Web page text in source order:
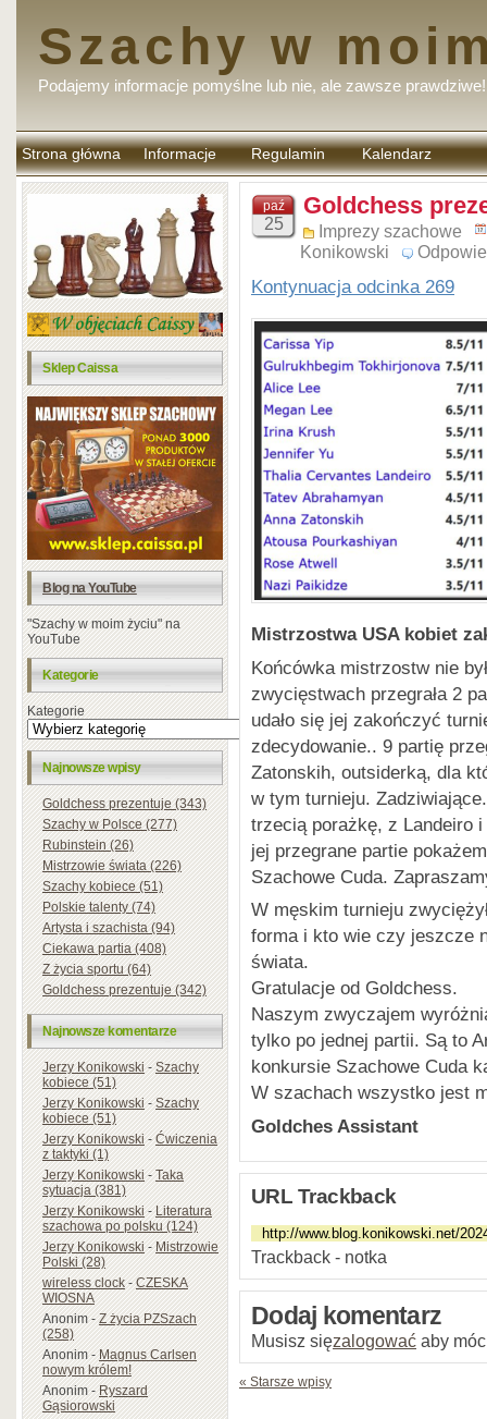
Szachy w
Podajemy informacje pomyślne lub nie, ale zawsze prawdziwe!
Strona główna Informacje Regulamin
komentarzy
Kalendarz
Sklep Caissa
Blog na YouTube
"Szachy w moim życiu" na
YouTube
Kategorie
Kategorie
Najnowsze wpisy
Goldchess prezentuje (343)
Szachy w Polsce (277)
Rubinstein (26)
Mistrzowie świata (226)
Szachy kobiece (51)
Polskie talenty (74)
Artysta i szachista (94)
Ciekawa partia (408)
Z życia sportu (64)
Goldchess prezentuje (342)
Najnowsze komentarze
Jerzy Konikowski-Szachy
kobiece (51)
Jerzy Konikowski-Szachy
kobiece (51)
Jerzy Konikowski-Ćwiczenia
z taktyki (1)
Jerzy Konikowski-Taka
sytuacja (381)
Jerzy Konikowski-Literatura
szachowa po polsku (124)
Jerzy Konikowski-Mistrzowie
Polski (28)
wireless clock-CZESKA
WIOSNA
Anonim-Z życia PZSzach
(258)
Anonim-Magnus Carlsen
nowym królem!
Anonim-Ryszard
Gąsiorowski
paź
25
Goldchess
Imprezy szachowe
Konikowski
Kontynuacja odcinka 269
Mistrzostwa USA kobiet
Końcówka mistrzostw nie
zwycięstwach przegrała 2
udało się jej zakończyć
zdecydowanie.. 9 partię
Zatonskih, outsiderką, dla
w tym turnieju.
trzecią porażkę, z Landeiro
jej przegrane partie
Szachowe Cuda.
W męskim turnieju
forma i kto wie czy jeszcze
świata.
Gratulacje od Goldchess.
Naszym zwyczajem
tylko po jednej partii. Są to
konkursie Szachowe Cuda
W szachach wszystko jest
Goldches Assistant
URL Trackback
Trackback - notka
Dodaj komentarz
Musisz sięzalogować aby
« Starsze wpisy